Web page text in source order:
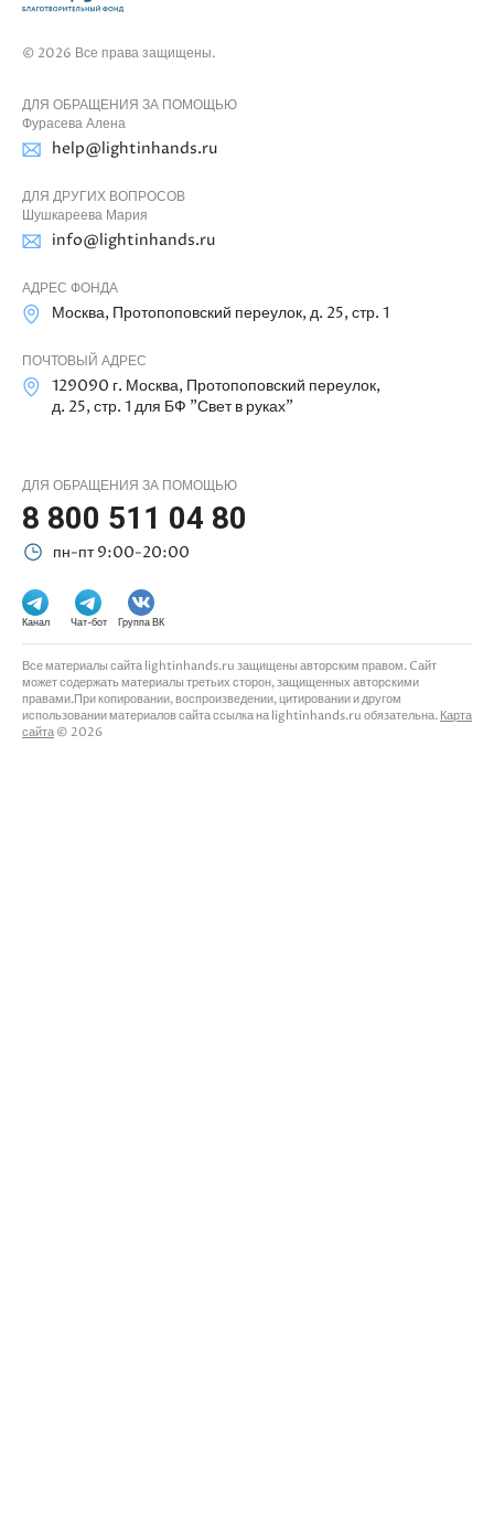
© 2026 Все права защищены.
ДЛЯ ОБРАЩЕНИЯ ЗА ПОМОЩЬЮ
Фурасева Алена
help@lightinhands.ru
ДЛЯ ДРУГИХ ВОПРОСОВ
Шушкареева Мария
info@lightinhands.ru
АДРЕС ФОНДА
Москва, Протопоповский переулок, д. 25, стр. 1
ПОЧТОВЫЙ АДРЕС
129090 г. Москва, Протопоповский переулок,
д. 25, стр. 1 для БФ "Свет в руках"
ДЛЯ ОБРАЩЕНИЯ ЗА ПОМОЩЬЮ
8 800 511 04 80
пн-пт 9:00-20:00
Канал Чат-бот Группа ВК
Все материалы сайта lightinhands.ru защищены авторским правом. Cайт
может содержать материалы третьих сторон, защищенных авторскими
правами.При копировании, воспроизведении, цитировании и другом
использовании материалов сайта ссылка на lightinhands.ru обязательна. Карта
сайта © 2026